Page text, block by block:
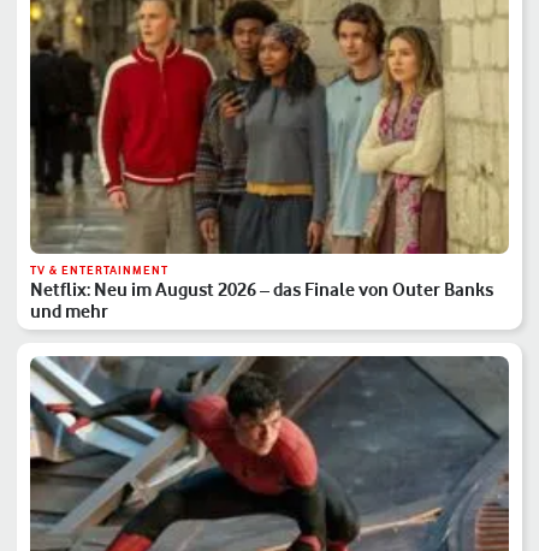
TV & ENTERTAINMENT
Netflix: Neu im August 2026 – das Finale von Outer Banks
und mehr